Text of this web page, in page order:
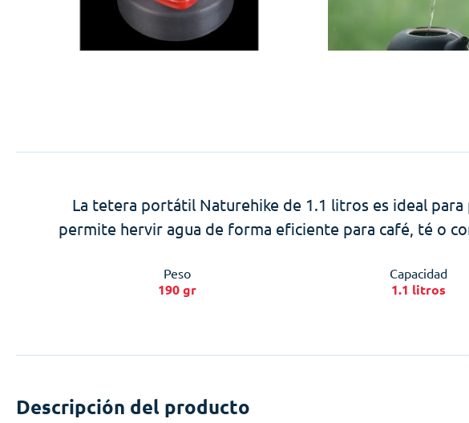
La tetera portátil Naturehike de 1.1 litros es ideal
permite hervir agua de forma eficiente para café, té o
Peso
190 gr
Capacidad
1.1 litros
Descripción del producto